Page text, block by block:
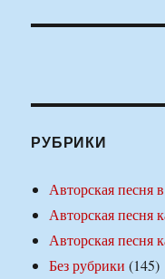
РУБРИКИ
Авторская песня
Авторская песня
Авторская песня
Без рубрики (145)